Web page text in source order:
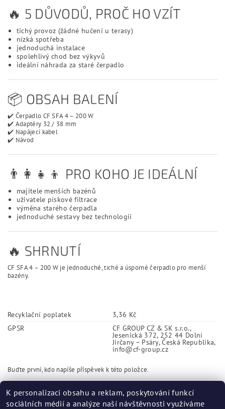
🔥 5 DŮVODŮ, PROČ HO VZÍT
tichý provoz (žádné hučení u terasy)
nízká spotřeba
jednoduchá instalace
spolehlivý chod bez výkyvů
ideální náhrada za staré čerpadlo
📦 OBSAH BALENÍ
✔️ Čerpadlo CF SFA 4 – 200 W
✔️ Adaptéry 32 / 38 mm
✔️ Napájecí kabel
✔️ Návod
👨‍👩‍👧‍👦 PRO KOHO JE IDEÁLNÍ
majitele menších bazénů
uživatele pískové filtrace
výměna starého čerpadla
jednoduché sestavy bez technologií
🔥 SHRNUTÍ
CF SFA 4 – 200 W je jednoduché, tiché a úsporné čerpadlo pro menší
bazény.
Recyklační poplatek
3,36 Kč
GPSR
CF GROUP CZ & SK s.r.o.,
Jesenická 372, 252 44 Dolní
Jirčany – Psáry, Česká Republika,
info@cf-group.cz
Buďte první, kdo napíše příspěvek k této položce.
Přidat komentář
K personalizaci obsahu a reklam, poskytování funkcí
sociálních médií a analýze naší návštěvnosti využíváme